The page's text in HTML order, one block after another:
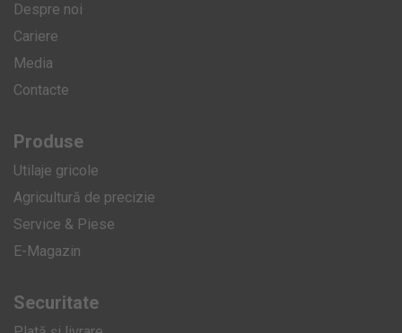
Despre noi
Cariere
Media
Contacte
Produse
Utilaje gricole
Agricultură de precizie
Service & Piese
E-Magazin
Securitate